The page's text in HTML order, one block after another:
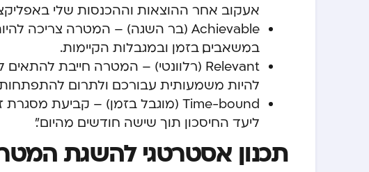
אעקוב אחר ההוצאות וההכנסות שלי
Achievable (בר השגה)
– המטרה צריכה
במשאבים, בזמן ובמגבלות הקיימות.
Relevant (רלוונטי)
– המטרה חייבת להתאים
להיות משמעותית עבורכם ולתרום
Time-bound (מוגבל בזמן)
– קביעת מסגרת
ליעד החיסכון תוך שישה חודשים מהיום”.
תכנון אסטרטגי להשגת